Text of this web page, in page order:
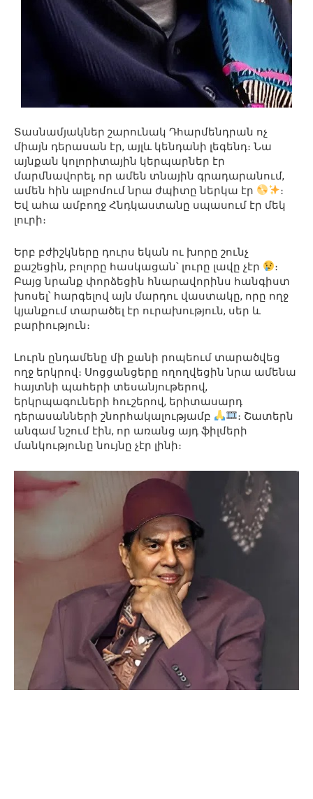
Տասնամյակներ շարունակ Դհարմենդրան ոչ
միայն դերասան էր, այլև կենդանի լեգենդ։ Նա
այնքան կոլորիտային կերպարներ էր
մարմնավորել, որ ամեն տնային գրադարանում,
ամեն հին ալբոմում նրա ժպիտը ներկա էր
։
Եվ ահա ամբողջ Հնդկաստանը սպասում էր մեկ
լուրի։
Երբ բժիշկները դուրս եկան ու խորը շունչ
քաշեցին, բոլորը հասկացան՝ լուրը լավը չէր
։
Բայց նրանք փորձեցին հնարավորինս հանգիստ
խոսել՝ հարգելով այն մարդու վաստակը, որը ողջ
կյանքում տարածել էր ուրախություն, սեր և
բարիություն։
Լուրն ընդամենը մի քանի րոպեում տարածվեց
ողջ երկրով։ Սոցցանցերը ողողվեցին նրա ամենա
հայտնի պահերի տեսանյութերով,
երկրպագուների հուշերով, երիտասարդ
դերասանների շնորհակալությամբ
։ Շատերն
անգամ նշում էին, որ առանց այդ ֆիլմերի
մանկությունը նույնը չէր լինի։